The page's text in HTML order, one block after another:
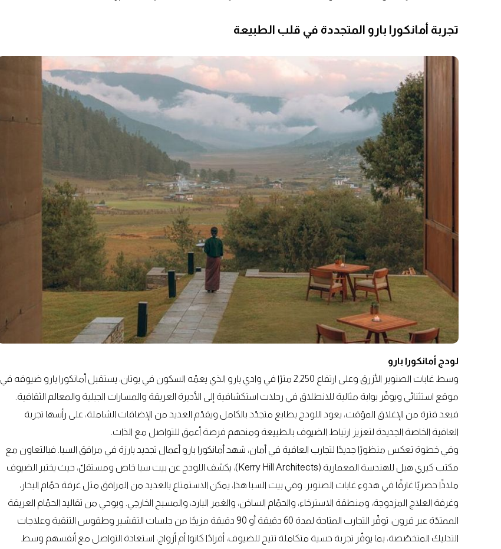
تجربة أمانكورا بارو المتجددة في قلب الطبيعة
لودج أمانكورا بارو
وسط غابات الصنوبر الأزرق وعلى ارتفاع 2,250 مترًا في وادي بارو الذي يعمّه السكون في بوتان، يستقبل أمانكورا بارو ضيوفه في
موقع استثنائي ويوفّر بوابة مثالية للانطلاق في رحلات استكشافية إلى الأديرة العريقة والمسارات الجبلية والمعالم الثقافية.
فبعد فترة من الإغلاق المؤقت، يعود اللودج بطابع متجدّد بالكامل ويقدّم العديد من الإضافات الشاملة، على رأسها تجربة
العافية الخاصة الجديدة لتعزيز ارتباط الضيوف بالطبيعة ومنحهم فرصة أعمق للتواصل مع الذات.
وفي خطوة تعكس منظورًا جديدًا لتجارب العافية في أمان، شهد أمانكورا بارو أعمال تجديد بارزة في مرافق السبا. فبالتعاون مع
مكتب كيري هيل للهندسة المعمارية (Kerry Hill Architects)، يكشف اللودج عن بيت سبا خاص ومستقلّ، حيث يختبر الضيوف
ملاذًا حصريًا غارقًا في هدوء غابات الصنوبر. وفي بيت السبا هذا، يمكن الاستمتاع بالعديد من المرافق مثل غرفة حمّام البخار،
وغرفة العلاج المزدوجة، ومنطقة الاسترخاء، والحمّام الساخن، والغمر البارد، والمسبح الخارجي. وبوحي من تقاليد الحمّام العريقة
الممتدّة عبر قرون، توفّر التجارب المتاحة لمدة 60 دقيقة أو 90 دقيقة مزيجًا من جلسات التقشير وطقوس التنقية وعلاجات
التدليك المتخصّصة، بما يوفّر تجربة حسية متكاملة تتيح للضيوف، أفرادًا كانوا أم أزواج، استعادة التواصل مع أنفسهم وسط